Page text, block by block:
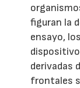
figuran la
ensayo,
derivadas
frontales